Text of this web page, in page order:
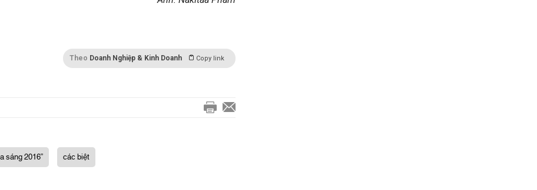
Theo Doanh Nghiệp & Kinh Doanh Copy link
sáng 2016” các biệt